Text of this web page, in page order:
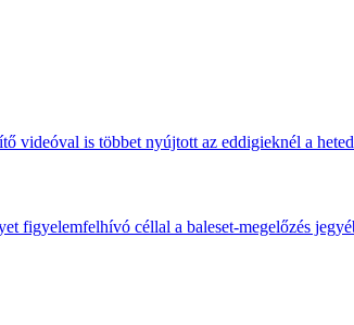
videóval is többet nyújtott az eddigieknél a
figyelemfelhívó céllal a baleset-megelőzés